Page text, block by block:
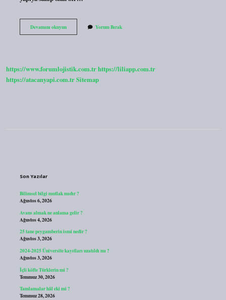
Devamını okuyunŞönil
Doğal
Yorum Bırak
https://www.forumlojistik.com.trhttps://liliapp.com.tr
https://atacanyapi.com.trSitemap
Son Yazılar
Bilimsel bilgi mutlak mıdır ?
Ağustos 6, 2026
Avans almak ne anlama gelir ?
Ağustos 4, 2026
25 tane peygamberin ismi nedir ?
Ağustos 3, 2026
2024-2025 Üniversite kayıtları uzatıldı mı ?
Ağustos 3, 2026
İçli köfte Türklerin mi ?
Temmuz 30, 2026
Tamlamalar hâl eki mi ?
Temmuz 28, 2026